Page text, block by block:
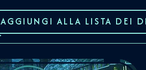
AGGIUNGI ALLA LISTA DEI